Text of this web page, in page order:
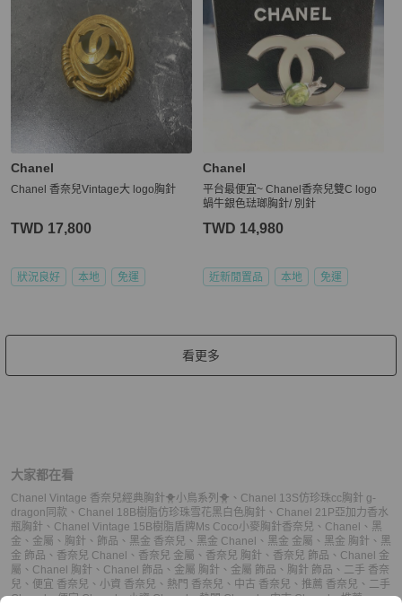
Chanel
Chanel 香奈兒Vintage大 logo胸針
TWD 17,800
狀況良好 本地 免運
Chanel
平台最便宜~ Chanel香奈兒雙C logo
蝸牛銀色琺瑯胸針/ 別針
TWD 14,980
近新閒置品 本地 免運
看更多
大家都在看
Chanel Vintage 香奈兒經典胸針🐥小鳥系列🐥 、 Chanel 13S仿珍珠cc胸針 g-
dragon同款 、 Chanel 18B樹脂仿珍珠雪花黑白色胸針 、 Chanel 21P亞加力香水
瓶胸針 、 Chanel Vintage 15B樹脂盾牌Ms Coco小麥胸針香奈兒 、 Chanel 、 黑
金 、 金屬 、 胸針 、 飾品 、 黑金 香奈兒 、 黑金 Chanel 、 黑金 金屬 、 黑金 胸針 、 黑
金 飾品 、 香奈兒 Chanel 、 香奈兒 金屬 、 香奈兒 胸針 、 香奈兒 飾品 、 Chanel 金
屬 、 Chanel 胸針 、 Chanel 飾品 、 金屬 胸針 、 金屬 飾品 、 胸針 飾品 、 二手 香奈
兒 、 便宜 香奈兒 、 小資 香奈兒 、 熱門 香奈兒 、 中古 香奈兒 、 推薦 香奈兒 、 二手
Chanel、便宜 Chanel、小資 Chanel、熱門 Chanel、中古 Chanel、推薦